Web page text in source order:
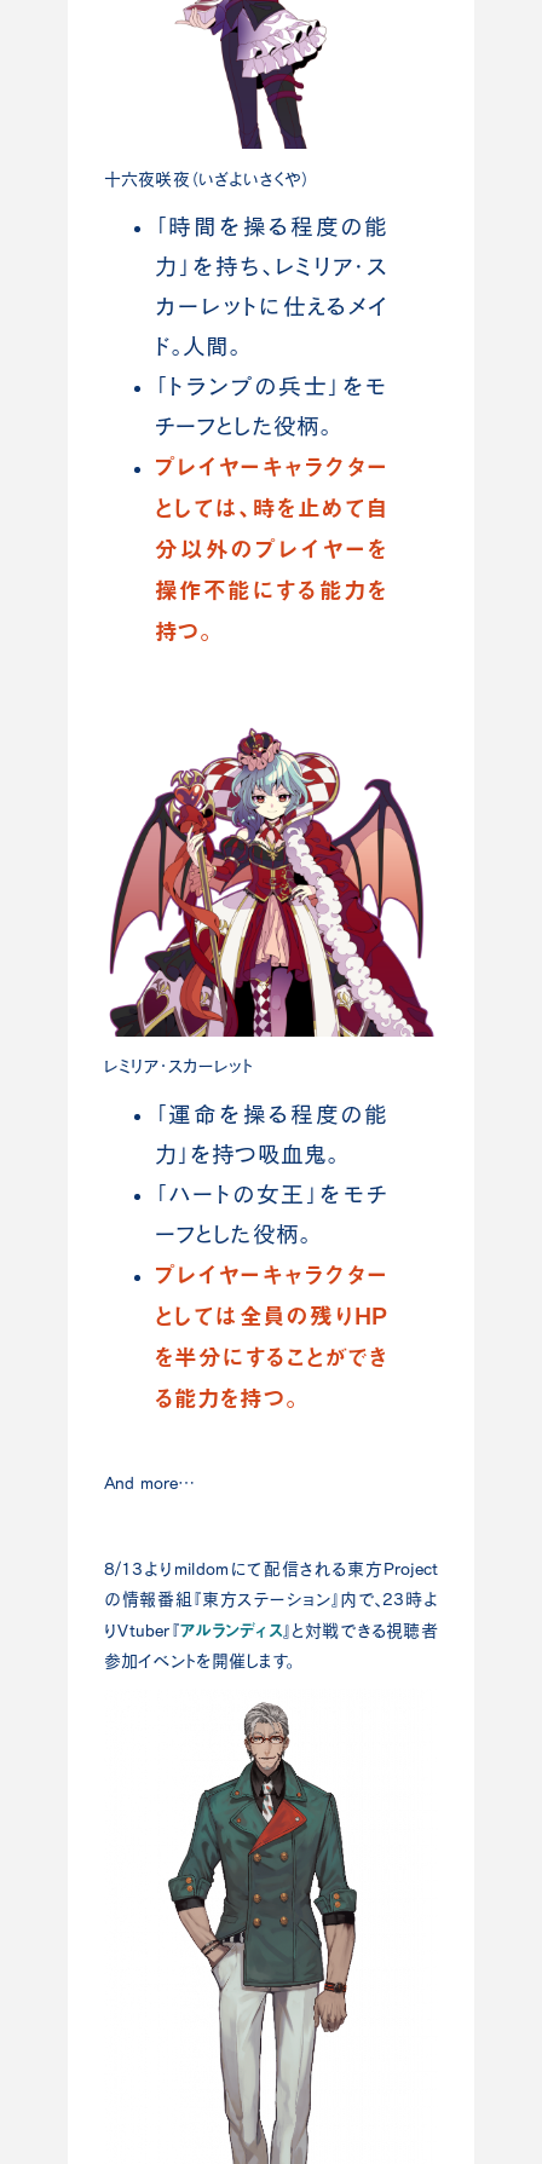
十六夜咲夜（いざよいさくや）
「時間を操る程度の能
力」を持ち、レミリア・ス
カーレットに仕えるメイ
ド。人間。
「トランプの兵士」をモ
チーフとした役柄。
プレイヤーキャラクター
としては、時を止めて自
分以外のプレイヤーを
操作不能にする能力を
持つ。
レミリア・スカーレット
「運命を操る程度の能
力」を持つ吸血鬼。
「ハートの女王」をモチ
ーフとした役柄。
プレイヤーキャラクター
としては全員の残りHP
を半分にすることができ
る能力を持つ。
And more…
8/13よりmildomにて配信される東方Project
の情報番組『東方ステーション』内で、 23時よ
りVtuber『アルランディス』と対戦できる視聴者
参加イベントを開催します。